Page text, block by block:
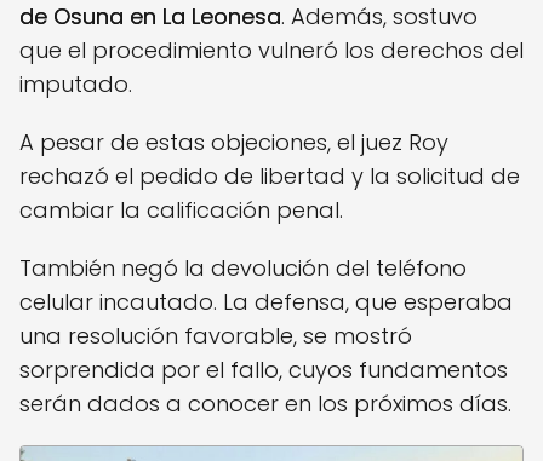
de Osuna en La Leonesa. Además, sostuvo
que el procedimiento vulneró los derechos del
imputado.
A pesar de estas objeciones, el juez Roy
rechazó el pedido de libertad y la solicitud de
cambiar la calificación penal.
También negó la devolución del teléfono
celular incautado. La defensa, que esperaba
una resolución favorable, se mostró
sorprendida por el fallo, cuyos fundamentos
serán dados a conocer en los próximos días.